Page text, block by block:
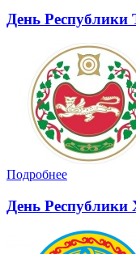
День Республики
Подробнее
День Республики